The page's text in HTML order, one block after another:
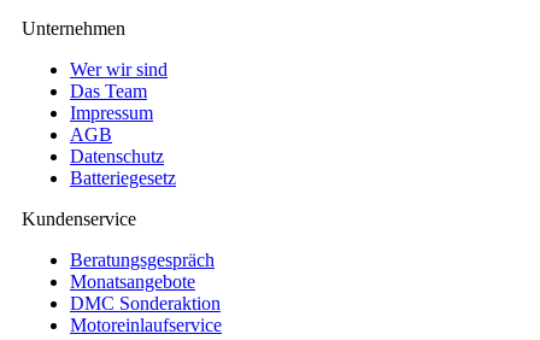
Unternehmen
Wer wir sind
Das Team
Impressum
AGB
Datenschutz
Batteriegesetz
Kundenservice
Beratungsgespräch
Monatsangebote
DMC Sonderaktion
Motoreinlaufservice